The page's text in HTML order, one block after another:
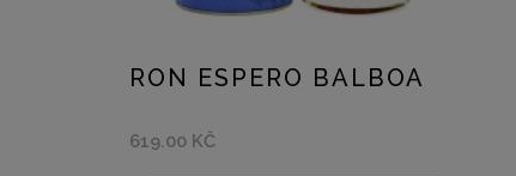
RON ESPERO BALBOA
619.00 KČ